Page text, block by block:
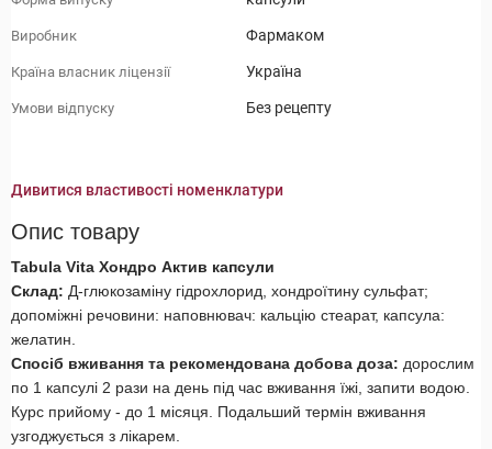
Виробник Фармаком
Країна власник ліцензії Україна
Умови відпуску Без рецепту
Дивитися властивості номенклатури
Опис товару
Tabula Vita Хондро Актив капсули
Склад: Д-глюкозаміну гідрохлорид, хондроїтину сульфат;
допоміжні речовини: наповнювач: кальцію стеарат, капсула:
желатин.
Спосіб вживання та рекомендована добова доза: дорослим
по 1 капсулі 2 рази на день під час вживання їжі, запити водою.
Курс прийому - до 1 місяця. Подальший термін вживання
узгоджується з лікарем.